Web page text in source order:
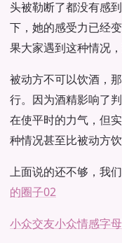
头被勒断了都没有感
下，她的感受力已经
果大家遇到这种情况
被动方不可以饮酒，
行。因为酒精影响了
在使平时的力气，但
种情况甚至比被动方饮
上面说的还不够，我
的圈子02
小众交友小众情感字